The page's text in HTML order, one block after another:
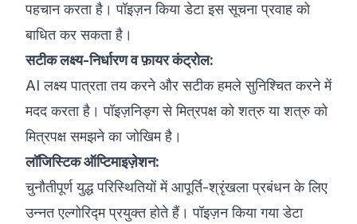
पहचान करता है। पॉइज़न किया डेटा इस सूचना प्रवाह को
बाधित कर सकता है।
सटीक लक्ष्य-निर्धारण व फ़ायर कंट्रोल:
AI लक्ष्य पात्रता तय करने और सटीक हमले सुनिश्चित करने में
मदद करता है। पॉइज़निङ्ग से मित्रपक्ष को शत्रु या शत्रु को
मित्रपक्ष समझने का जोखिम है।
लॉजिस्टिक ऑप्टिमाइज़ेशन:
चुनौतीपूर्ण युद्ध परिस्थितियों में आपूर्ति-श्रृंखला प्रबंधन के लिए
उन्नत एल्गोरिद्म प्रयुक्त होते हैं। पॉइज़न किया गया डेटा